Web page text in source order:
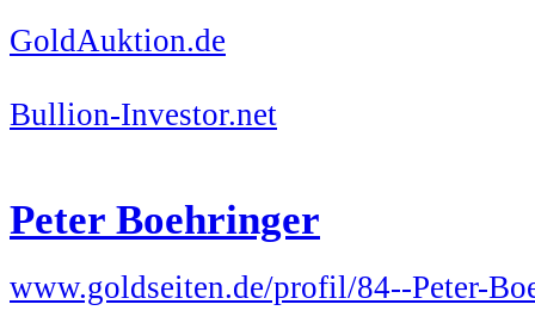
GoldAuktion.de
Bullion-Investor.net
Peter Boehringer
www.goldseiten.de/profil/84--Peter-